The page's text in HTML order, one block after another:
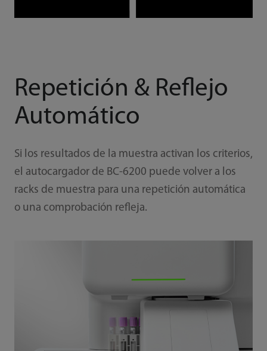
Repetición & Reflejo
Automático
Si los resultados de la muestra activan los criterios,
el autocargador de BC-6200 puede volver a los
racks de muestra para una repetición automática
o una comprobación refleja.